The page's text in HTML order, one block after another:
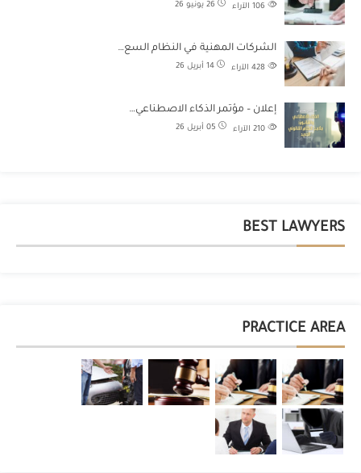
26 يونيو 26 الآراء
الشركات المهنية في النظام السع…
14 أبريل 26 الآراء
إعلان – مؤتمر الذكاء الاصطناعي…
05 أبريل 26 الآراء
BEST LAWYERS
PRACTICE AREA